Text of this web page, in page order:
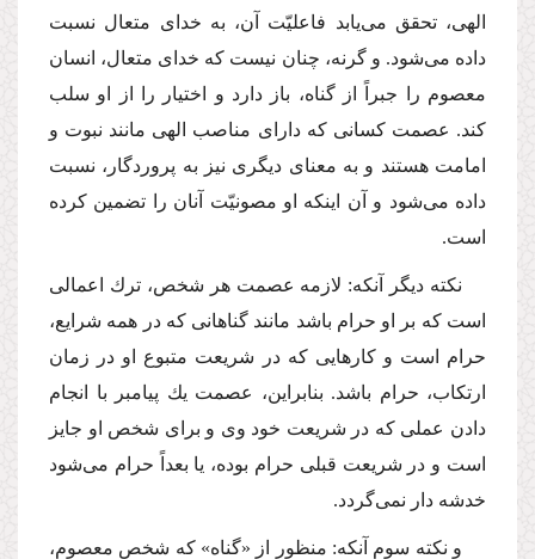
الهى، تحقق مى‌یابد فاعلیّت آن، به خداى متعال نسبت
داده مى‌شود. و گرنه، چنان نیست كه خداى متعال، انسان
معصوم را جبراً از گناه، باز دارد و اختیار را از او سلب
كند. عصمت كسانى كه داراى مناصب الهى مانند نبوت و
امامت هستند و به معناى دیگرى نیز به پروردگار، نسبت
داده مى‌شود و آن اینكه او مصونیّت آنان را تضمین كرده
است.
نكته دیگر آنكه: لازمه عصمت هر شخص، ترك اعمالى
است كه بر او حرام باشد مانند گناهانى كه در همه شرایع،
حرام است و كارهایى كه در شریعت متبوع او در زمان
ارتكاب، حرام باشد. بنابراین، عصمت یك پیامبر با انجام
دادن عملى كه در شریعت خود وى و براى شخص او جایز
است و در شریعت قبلى حرام بوده، یا بعداً حرام مى‌شود
خدشه دار نمى‌گردد.
و نكته سوم آنكه: منظور از «گناه» كه شخص معصوم،